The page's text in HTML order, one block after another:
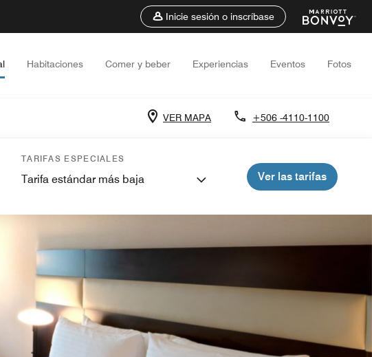
Inicie sesión o inscríbase
Habitaciones Comer y beber Experiencias Eventos Fotos
VER MAPA +506 -4110-1100
TARIFAS ESPECIALES
Tarifa estándar más baja Ver las tarifas